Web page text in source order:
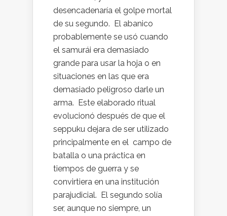
desencadenaría el golpe mortal
de su segundo. El abanico
probablemente se usó cuando
el samurái era demasiado
grande para usar la hoja o en
situaciones en las que era
demasiado peligroso darle un
arma. Este elaborado ritual
evolucionó después de que el
seppuku dejara de ser utilizado
principalmente en el campo de
batalla o una práctica en
tiempos de guerra y se
convirtiera en una institución
parajudicial. El segundo solía
ser, aunque no siempre, un